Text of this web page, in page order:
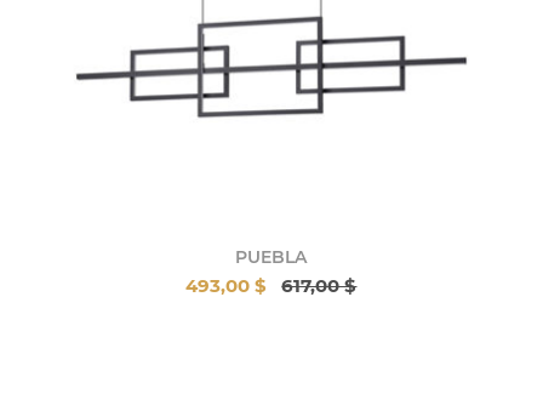
PUEBLA
493,00 $ 617,00 $